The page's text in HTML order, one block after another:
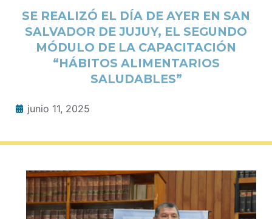
SE REALIZÓ EL DÍA DE AYER EN SAN
SALVADOR DE JUJUY, EL SEGUNDO
MÓDULO DE LA CAPACITACIÓN
“HÁBITOS ALIMENTARIOS
SALUDABLES”
junio 11, 2025